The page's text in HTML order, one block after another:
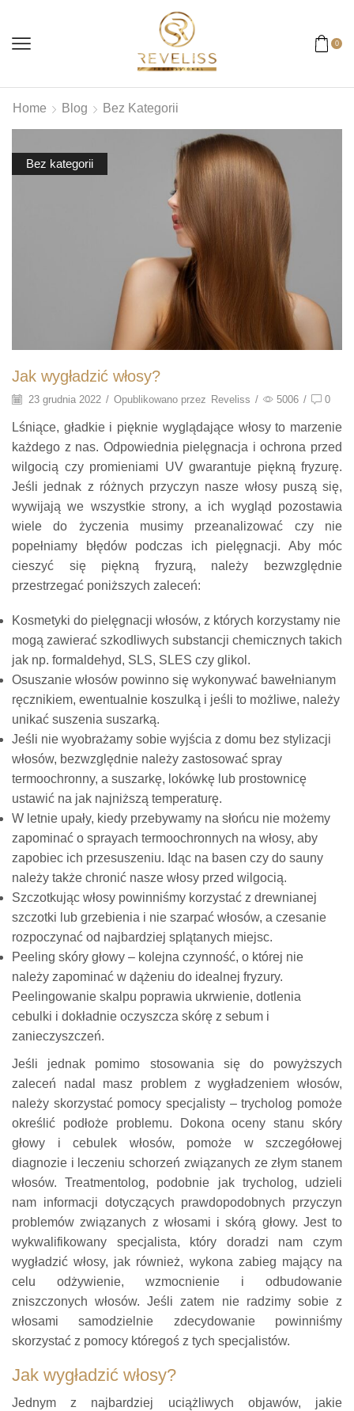
0
Home Blog Bez Kategorii
Bez kategorii
Jak wygładzić włosy?
23 grudnia 2022 / Opublikowano przez Reveliss / 5006 / 0
Lśniące, gładkie i pięknie wyglądające włosy to marzenie
każdego z nas. Odpowiednia pielęgnacja i ochrona przed
wilgocią czy promieniami UV gwarantuje piękną fryzurę.
Jeśli jednak z różnych przyczyn nasze włosy puszą się,
wywijają we wszystkie strony, a ich wygląd pozostawia
wiele do życzenia musimy przeanalizować czy nie
popełniamy błędów podczas ich pielęgnacji. Aby móc
cieszyć się piękną fryzurą, należy bezwzględnie
przestrzegać poniższych zaleceń:
Kosmetyki do pielęgnacji włosów, z których korzystamy nie
mogą zawierać szkodliwych substancji chemicznych takich
jak np. formaldehyd, SLS, SLES czy glikol.
Osuszanie włosów powinno się wykonywać bawełnianym
ręcznikiem, ewentualnie koszulką i jeśli to możliwe, należy
unikać suszenia suszarką.
Jeśli nie wyobrażamy sobie wyjścia z domu bez stylizacji
włosów, bezwzględnie należy zastosować spray
termoochronny, a suszarkę, lokówkę lub prostownicę
ustawić na jak najniższą temperaturę.
W letnie upały, kiedy przebywamy na słońcu nie możemy
zapominać o sprayach termoochronnych na włosy, aby
zapobiec ich przesuszeniu. Idąc na basen czy do sauny
należy także chronić nasze włosy przed wilgocią.
Szczotkując włosy powinniśmy korzystać z drewnianej
szczotki lub grzebienia i nie szarpać włosów, a czesanie
rozpoczynać od najbardziej splątanych miejsc.
Peeling skóry głowy – kolejna czynność, o której nie
należy zapominać w dążeniu do idealnej fryzury.
Peelingowanie skalpu poprawia ukrwienie, dotlenia
cebulki i dokładnie oczyszcza skórę z sebum i
zanieczyszczeń.
Jeśli jednak pomimo stosowania się do powyższych
zaleceń nadal masz problem z wygładzeniem włosów,
należy skorzystać pomocy specjalisty – trycholog pomoże
określić podłoże problemu. Dokona oceny stanu skóry
głowy i cebulek włosów, pomoże w szczegółowej
diagnozie i leczeniu schorzeń związanych ze złym stanem
włosów. Treatmentolog, podobnie jak trycholog, udzieli
nam informacji dotyczących prawdopodobnych przyczyn
problemów związanych z włosami i skórą głowy. Jest to
wykwalifikowany specjalista, który doradzi nam czym
wygładzić włosy, jak również, wykona zabieg mający na
celu odżywienie, wzmocnienie i odbudowanie
zniszczonych włosów. Jeśli zatem nie radzimy sobie z
włosami samodzielnie zdecydowanie powinniśmy
skorzystać z pomocy któregoś z tych specjalistów.
Jak wygładzić włosy?
Jednym z najbardziej uciążliwych objawów, jakie